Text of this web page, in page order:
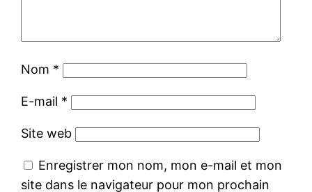
Nom *
E-mail *
Site web
Enregistrer mon nom, mon e-mail et mon
site dans le navigateur pour mon prochain